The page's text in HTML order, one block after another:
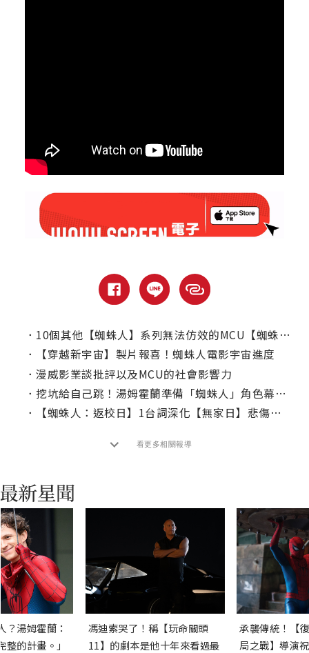
． 10個其他【蜘蛛人】系列無法仿效的MCU【蜘蛛人】場景
．
【穿越新宇宙】製片報喜！蜘蛛人電影宇宙進度
． 漫威影業談批評以及MCU的社會影響力
． 挖坑給自己跳！湯姆霍蘭準備「蜘蛛人」角色幕後真相
．
【蜘蛛人：返校日】1台詞深化【無家日】悲傷調性
看更多相關報導
？湯姆霍蘭：
的計畫。」
馮迪索哭了！稱【玩命關頭
11】的劇本是他十年來看過最
承襲傳統！【
局之戰】導演